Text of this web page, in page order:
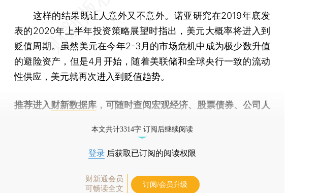
这样的结果既让人意外又不意外。诺亚研究在2019年底发
表的2020年上半年投资策略展望时指出，美元大概率将进入到
贬值周期。虽然美元在今年2-3月的市场危机中成为极少数升值
的避险资产，但是4月开始，随着美联储和全球央行一致的流动
性供应，美元就再次进入到贬值趋势。
推荐进入财新数据库 ，可随时查阅宏观经济、股票债券、公司人
本文共计3314字 订阅后继续阅读
登录 后获取已订阅的阅读权限
财新通会员
可畅读全文
订阅/会员升级